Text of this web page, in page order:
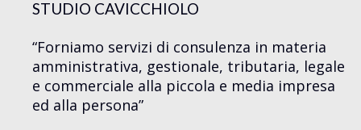
STUDIO CAVICCHIOLO
“Forniamo servizi di consulenza in materia
amministrativa, gestionale, tributaria, legale
e commerciale alla piccola e media impresa
ed alla persona”